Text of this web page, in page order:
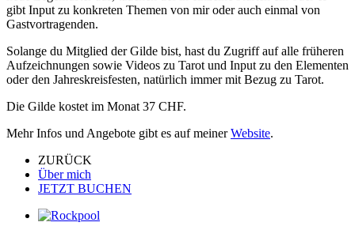
gibt Input zu konkreten Themen von mir oder auch einmal von
Gastvortragenden.
Solange du Mitglied der Gilde bist, hast du Zugriff auf alle früheren
Aufzeichnungen sowie Videos zu Tarot und Input zu den Elementen
oder den Jahreskreisfesten, natürlich immer mit Bezug zu Tarot.
Die Gilde kostet im Monat 37 CHF.
Mehr Infos und Angebote gibt es auf meinerWebsite.
ZURÜCK
Über mich
JETZT BUCHEN